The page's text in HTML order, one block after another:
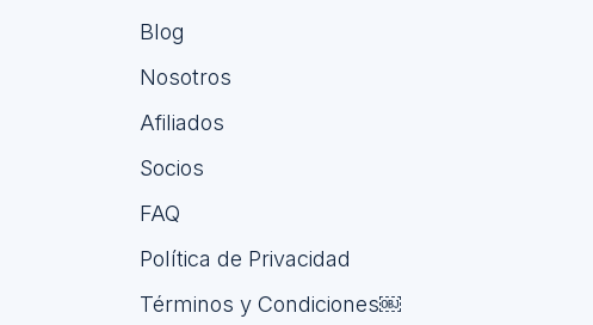
Blog
Nosotros
Afiliados
Socios
FAQ
Política de Privacidad
Términos y Condiciones￼